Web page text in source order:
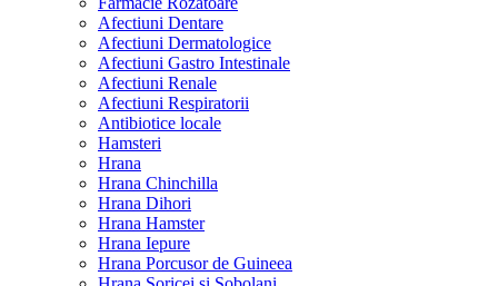
Afectiuni Dentare
Afectiuni Dermatologice
Afectiuni Gastro Intestinale
Afectiuni Renale
Afectiuni Respiratorii
Antibiotice locale
Hamsteri
Hrana
Hrana Chinchilla
Hrana Dihori
Hrana Hamster
Hrana Iepure
Hrana Porcusor de Guineea